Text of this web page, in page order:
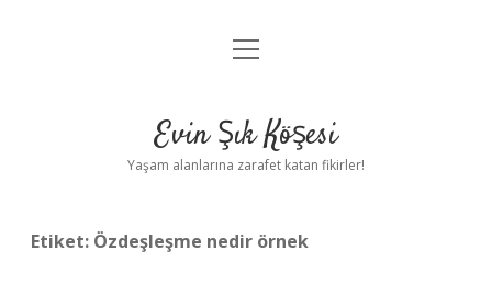
Anasayfa
Yasal Uyarı
menüyü
Evin Şık Köşesi
Yaşam alanlarına zarafet katan fikirler!
Etiket: Özdeşleşme nedir örnek